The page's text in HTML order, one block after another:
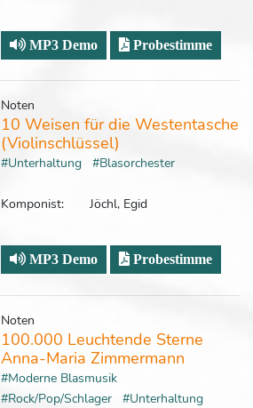
MP3 Demo Probestimme
Noten
10 Weisen für die Westentasche
(Violinschlüssel)
#Unterhaltung #Blasorchester
Komponist: Jöchl, Egid
MP3 Demo Probestimme
Noten
100.000 Leuchtende Sterne
Anna-Maria Zimmermann
#Moderne Blasmusik
#Rock/Pop/Schlager
#Unterhaltung